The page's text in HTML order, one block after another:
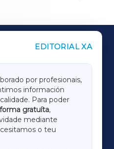
EDITORIAL XA
por profesionais,
información
Para poder
gratuíta,
mediante
o teu